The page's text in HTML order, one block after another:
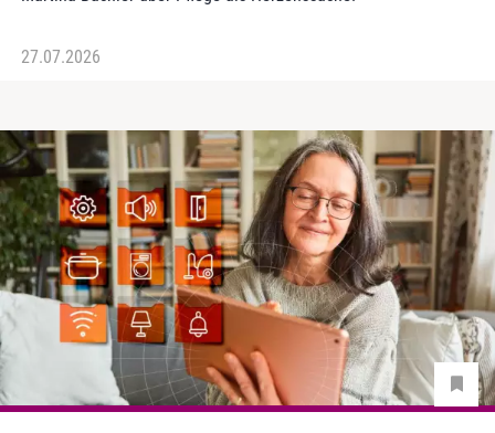
27.07.2026